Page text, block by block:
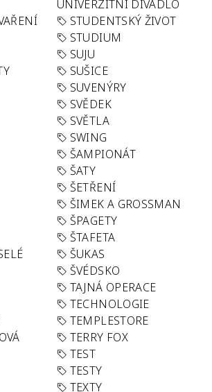
UNIVERZITNÍ DIVADLO
STUDENTSKÝ ŽIVOT
STUDIUM
SUJU
SUŠICE
SUVENÝRY
SVĚDEK
SVĚTLA
SWING
ŠAMPIONÁT
ŠATY
ŠETŘENÍ
ŠIMEK A GROSSMAN
ŠPAGETY
ŠTAFETA
ŠUKAS
ŠVÉDSKO
TAJNÁ OPERACE
TECHNOLOGIE
TEMPLESTORE
TERRY FOX
TEST
TESTY
TEXTY